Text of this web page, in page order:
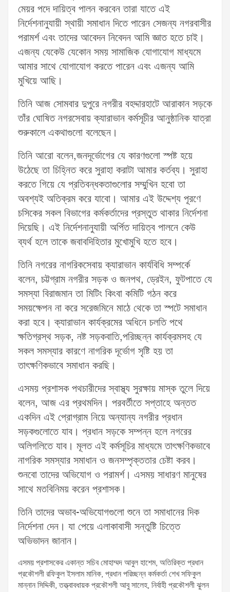
মেয়র পদে দায়িত্ব পালন করবেন তারা যাতে এই
নির্দেশনানুযায়ী স্থায়ী সমাধান দিতে পারেন সেজন্য নগরবাসীর
পরামর্শ এবং তাদের আবেদন নিবেদন আমি জ্ঞাত হতে চাই।
এজন্য যেকেউ যেকোন সময় সামাজিক যোগাযোগ মাধ্যমে
আমার সাথে যোগাযোগ করতে পারেন এবং এজন্য আমি
মুখিয়ে আছি।
তিনি আজ সোমবার দুপুরে নগরীর বহদ্দারহাটে আরাকান সড়কে
তাঁর ঘোষিত নগরসেবায় ক্যারাভান কর্মসূচীর আনুষ্ঠানিক যাত্রা
শুরুকালে একথাগুলো বলেছেন।
তিনি আরো বলেন,জনদূর্ভোগের যে কারণগুলো স্পষ্ট হয়ে
উঠেছে তা চিহ্নিত করে সুরাহা করাটা আমার কর্তব্য। সুরাহা
করতে গিয়ে যে প্রতিবন্ধকতাগুলোর সম্মুখিন হবো তা
অবশ্যই অতিক্রম করে যাবো। আমার এই উদ্দেশ্য পূরণে
চসিকের সকল বিভাগের কর্মকর্তাদের প্রস্তুত থাকার নির্দেশনা
দিয়েছি। এই নির্দেশনানুযায়ী অর্পিত দায়িত্ব পালনে কেউ
ব্যর্থ হলে তাকে জবাবদিহিতার মুখোমুখি হতে হবে।
তিনি নগরের নাগরিকসেবায় ক্যারাভান কার্যবিধি সম্পর্কে
বলেন, চট্টগ্রাম নগরীর সড়ক ও জনপথ, ড্রেইন, ফুটপাতে যে
সমস্যা বিরাজমান তা মিটিং কিংবা কমিটি গঠন করে
সময়ক্ষেপন না করে সরেজমিনে মাঠে থেকে তা স্পটে সমাধান
করা হবে। ক্যারাভান কার্যক্রমের অধিনে চলতি পথে
ক্ষতিগ্রস্থ সড়ক, নষ্ট সড়কবাতি,পরিচ্ছন্ন কার্যক্রমসহ যে
সকল সমস্যার কারণে নাগরিক দূর্ভোগ সৃষ্টি হয় তা
তাৎক্ষণিকভাবে সমাধান করছি।
এসময় প্রশাসক পথচারীদের স্বাস্থ্য সুরক্ষায় মাস্ক তুলে দিয়ে
বলেন, আজ এর প্রথমদিন। পরবর্তীতে সপ্তাহে অন্তত
একদিন এই প্রোগ্রাম নিয়ে অন্যান্য নগরীর প্রধান
সড়কগুলোতে যাব। প্রধান সড়কে সম্পন্ন হলে নগরের
অলিগলিতে যাব। মূলত এই কর্মসূচির মাধ্যমে তাৎক্ষণিকভাবে
নাগরিক সমস্যার সমাধান ও জনসম্পৃক্ততার চেষ্টা করব।
শুনবো তাদের অভিযোগ ও পরামর্শ। এসময় সাধারণ মানুষের
সাথে মতবিনিময় করেন প্রশাসক।
তিনি তাদের অভাব-অভিযোগগুলো শুনে তা সমাধানের দিক
নির্দেশনা দেন। যা পেয়ে এলাকাবাসী সন্তুষ্টি চিত্তে
অভিভাদন জানান।
এসময় প্রশাসকের একান্ত সচিব মোহাম্মদ আবুল হাশেম, অতিরিক্ত প্রধান
প্রকৌশলী রফিকুল ইসলাম মানিক, প্রধান পরিচ্ছন্ন কর্মকর্তা শেখ সফিকুল
মান্নান সিদ্দিকী, তত্ত্বাবধায়ক প্রকৌশলী আবু সালেহ, নির্বাহী প্রকৌশলী ঝুলন